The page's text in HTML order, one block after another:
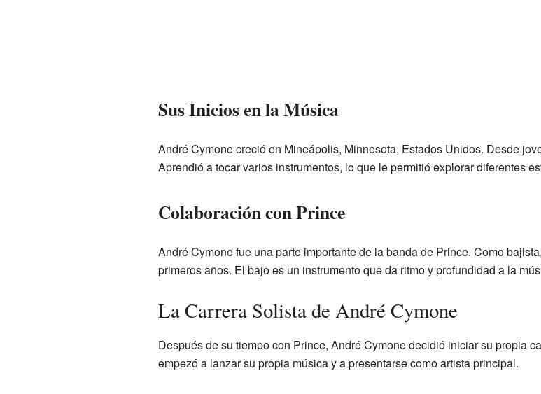
Sus Inicios en la Música
André Cymone creció en Mineápolis, Minnesota, Estados Unidos. Desde
Aprendió a tocar varios instrumentos, lo que le permitió explorar diferentes
Colaboración con Prince
André Cymone fue una parte importante de la banda de Prince. Como
primeros años. El bajo es un instrumento que da ritmo y profundidad a la
La Carrera Solista de André Cymone
Después de su tiempo con Prince, André Cymone decidió iniciar su propia
empezó a lanzar su propia música y a presentarse como artista principal.